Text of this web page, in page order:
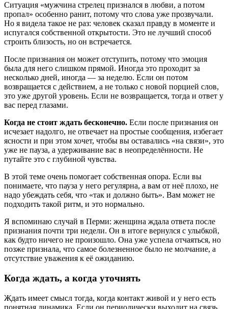
Ситуация «мужчина стрелец признался в любви, а потом
пропал» особенно ранит, потому что слова уже прозвучали.
Но я видела такое не раз: человек сказал правду в моменте и
испугался собственной открытости. Это не лучший способ
строить близость, но он встречается.
После признания он может отступить, потому что эмоция
была для него слишком прямой. Иногда это проходит за
несколько дней, иногда — за неделю. Если он потом
возвращается с действием, а не только с новой порцией слов,
это уже другой уровень. Если не возвращается, тогда и ответ у
вас перед глазами.
Когда не стоит ждать бесконечно. Если после признания он
исчезает надолго, не отвечает на простые сообщения, избегает
ясности и при этом хочет, чтобы вы оставались «на связи», это
уже не пауза, а удерживание вас в неопределённости. Не
путайте это с глубиной чувства.
В этой теме очень помогает собственная опора. Если вы
понимаете, что пауза у него регулярна, а вам от неё плохо, не
надо убеждать себя, что «так и должно быть». Вам может не
подходить такой ритм, и это нормально.
Я вспоминаю случай в Перми: женщина ждала ответа после
признания почти три недели. Он в итоге вернулся с улыбкой,
как будто ничего не произошло. Она уже успела отчаяться, но
позже признала, что самое болезненное было не молчание, а
отсутствие уважения к её ожиданию.
Когда ждать, а когда уточнять
Ждать имеет смысл тогда, когда контакт живой и у него есть
понятная динамика. Если он периодически выходит на связь,